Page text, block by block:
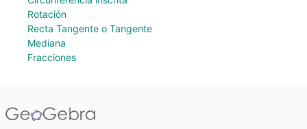
Rotación
Recta Tangente o Tangente
Mediana
Fracciones